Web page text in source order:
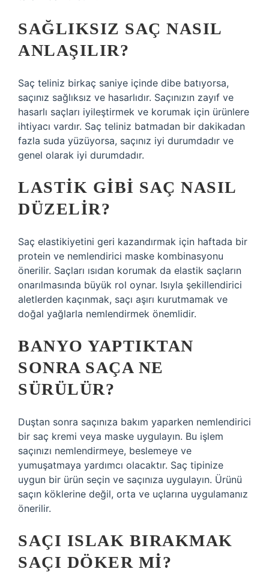
SAĞLIKSIZ SAÇ NASIL
ANLAŞILIR?
Saç teliniz birkaç saniye içinde dibe batıyorsa,
saçınız sağlıksız ve hasarlıdır. Saçınızın zayıf ve
hasarlı saçları iyileştirmek ve korumak için ürünlere
ihtiyacı vardır. Saç teliniz batmadan bir dakikadan
fazla suda yüzüyorsa, saçınız iyi durumdadır ve
genel olarak iyi durumdadır.
LASTIK GIBI SAÇ NASIL
DÜZELIR?
Saç elastikiyetini geri kazandırmak için haftada bir
protein ve nemlendirici maske kombinasyonu
önerilir. Saçları ısıdan korumak da elastik saçların
onarılmasında büyük rol oynar. Isıyla şekillendirici
aletlerden kaçınmak, saçı aşırı kurutmamak ve
doğal yağlarla nemlendirmek önemlidir.
BANYO YAPTIKTAN
SONRA SAÇA NE
SÜRÜLÜR?
Duştan sonra saçınıza bakım yaparken nemlendirici
bir saç kremi veya maske uygulayın. Bu işlem
saçınızı nemlendirmeye, beslemeye ve
yumuşatmaya yardımcı olacaktır. Saç tipinize
uygun bir ürün seçin ve saçınıza uygulayın. Ürünü
saçın köklerine değil, orta ve uçlarına uygulamanız
önerilir.
SAÇI ISLAK BIRAKMAK
SAÇI DÖKER MI?